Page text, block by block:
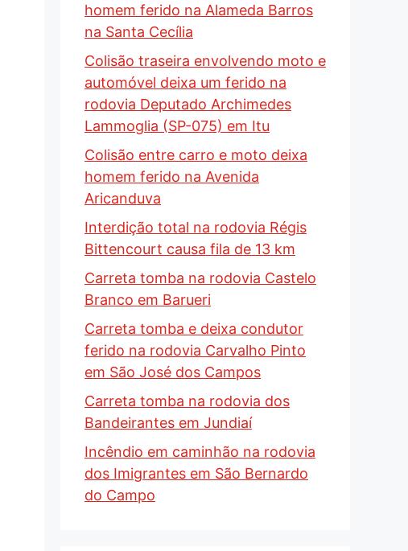
homem ferido na Alameda Barros
na Santa Cecília
Colisão traseira envolvendo moto e
automóvel deixa um ferido na
rodovia Deputado Archimedes
Lammoglia (SP-075) em Itu
Colisão entre carro e moto deixa
homem ferido na Avenida
Aricanduva
Interdição total na rodovia Régis
Bittencourt causa fila de 13 km
Carreta tomba na rodovia Castelo
Branco em Barueri
Carreta tomba e deixa condutor
ferido na rodovia Carvalho Pinto
em São José dos Campos
Carreta tomba na rodovia dos
Bandeirantes em Jundiaí
Incêndio em caminhão na rodovia
dos Imigrantes em São Bernardo
do Campo